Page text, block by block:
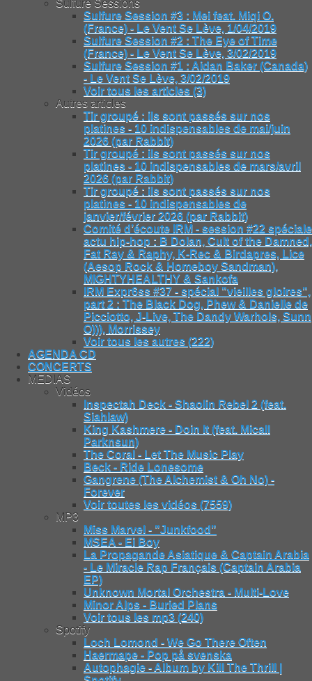
Sulfure Sessions
Sulfure Session #3 : Mei feat. Miqi O.
(France) - Le Vent Se Lève, 1/04/2019
Sulfure Session #2 : The Eye of Time
(France) - Le Vent Se Lève, 3/02/2019
Sulfure Session #1 : Aidan Baker (Canada)
- Le Vent Se Lève, 3/02/2019
Voir tous les articles (3)
Autres articles
Tir groupé : ils sont passés sur nos
platines - 10 indispensables de mai/juin
2026 (par Rabbit)
Tir groupé : ils sont passés sur nos
platines - 10 indispensables de mars/avril
2026 (par Rabbit)
Tir groupé : ils sont passés sur nos
platines - 10 indispensables de
janvier/février 2026 (par Rabbit)
Comité d’écoute IRM - session #22 spéciale
actu hip-hop : B Dolan, Cult of the Damned,
Fat Ray & Raphy, K-Rec & Birdapres, Lice
(Aesop Rock & Homeboy Sandman),
MIGHTYHEALTHY & Sankofa
IRM Expr6ss #37 - spécial "vieilles gloires",
part 2 : The Black Dog, Phew & Danielle de
Picciotto, J-Live, The Dandy Warhols, Sunn
O))), Morrissey
Voir tous les autres (222)
AGENDA CD
CONCERTS
MEDIAS
Vidéos
Inspectah Deck - Shaolin Rebel 2 (feat.
Siahlaw)
King Kashmere - Doin It (feat. Micall
Parknsun)
The Coral - Let The Music Play
Beck - Ride Lonesome
Gangrene (The Alchemist & Oh No) -
Forever
Voir toutes les vidéos (7559)
MP3
Miss Marvel - "Junkfood"
MSEA - Ei Boy
La Propagande Asiatique & Captain Arabia
- Le Miracle Rap Français (Captain Arabia
EP)
Unknown Mortal Orchestra - Multi-Love
Minor Alps - Buried Plans
Voir tous les mp3 (240)
Spotify
Loch Lomond - We Go There Often
Haermape - Pop på svenska
Autophagie - Album by Kill The Thrill |